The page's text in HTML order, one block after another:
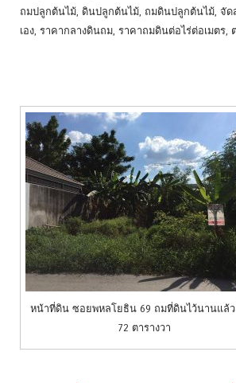
ถมปลูกต้นไม้, ดินปลูกต้นไม้, ถมดินปลูกต้นไม้, จั
เอง, ราคากลางดินถม, ราคาถมดินต่อไร่ต่อเมตร,
หน้าที่ดิน ซอยพหลโยธิน 69 ถมที่ดินไว้นานแล้
72 ตารางวา